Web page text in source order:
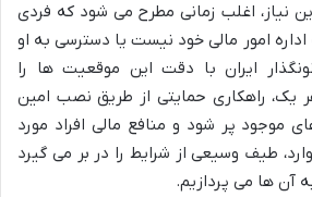
نیاز، اغلب زمانی مطرح می شود که فردی
اداره امور مالی خود نیست یا دسترسی به او
ایران با دقت این موقعیت ها را
یک، راهکاری حمایتی از طریق نصب امین
موجود پر شود و منافع مالی افراد مورد
طیف وسیعی از شرایط را در بر می گیرد
آن ها می پردازیم.